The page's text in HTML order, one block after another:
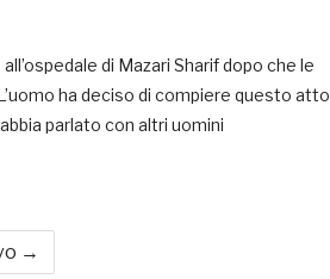
di Mazari Sharif dopo che le
ha deciso di compiere questo atto
parlato con altri uomini
→